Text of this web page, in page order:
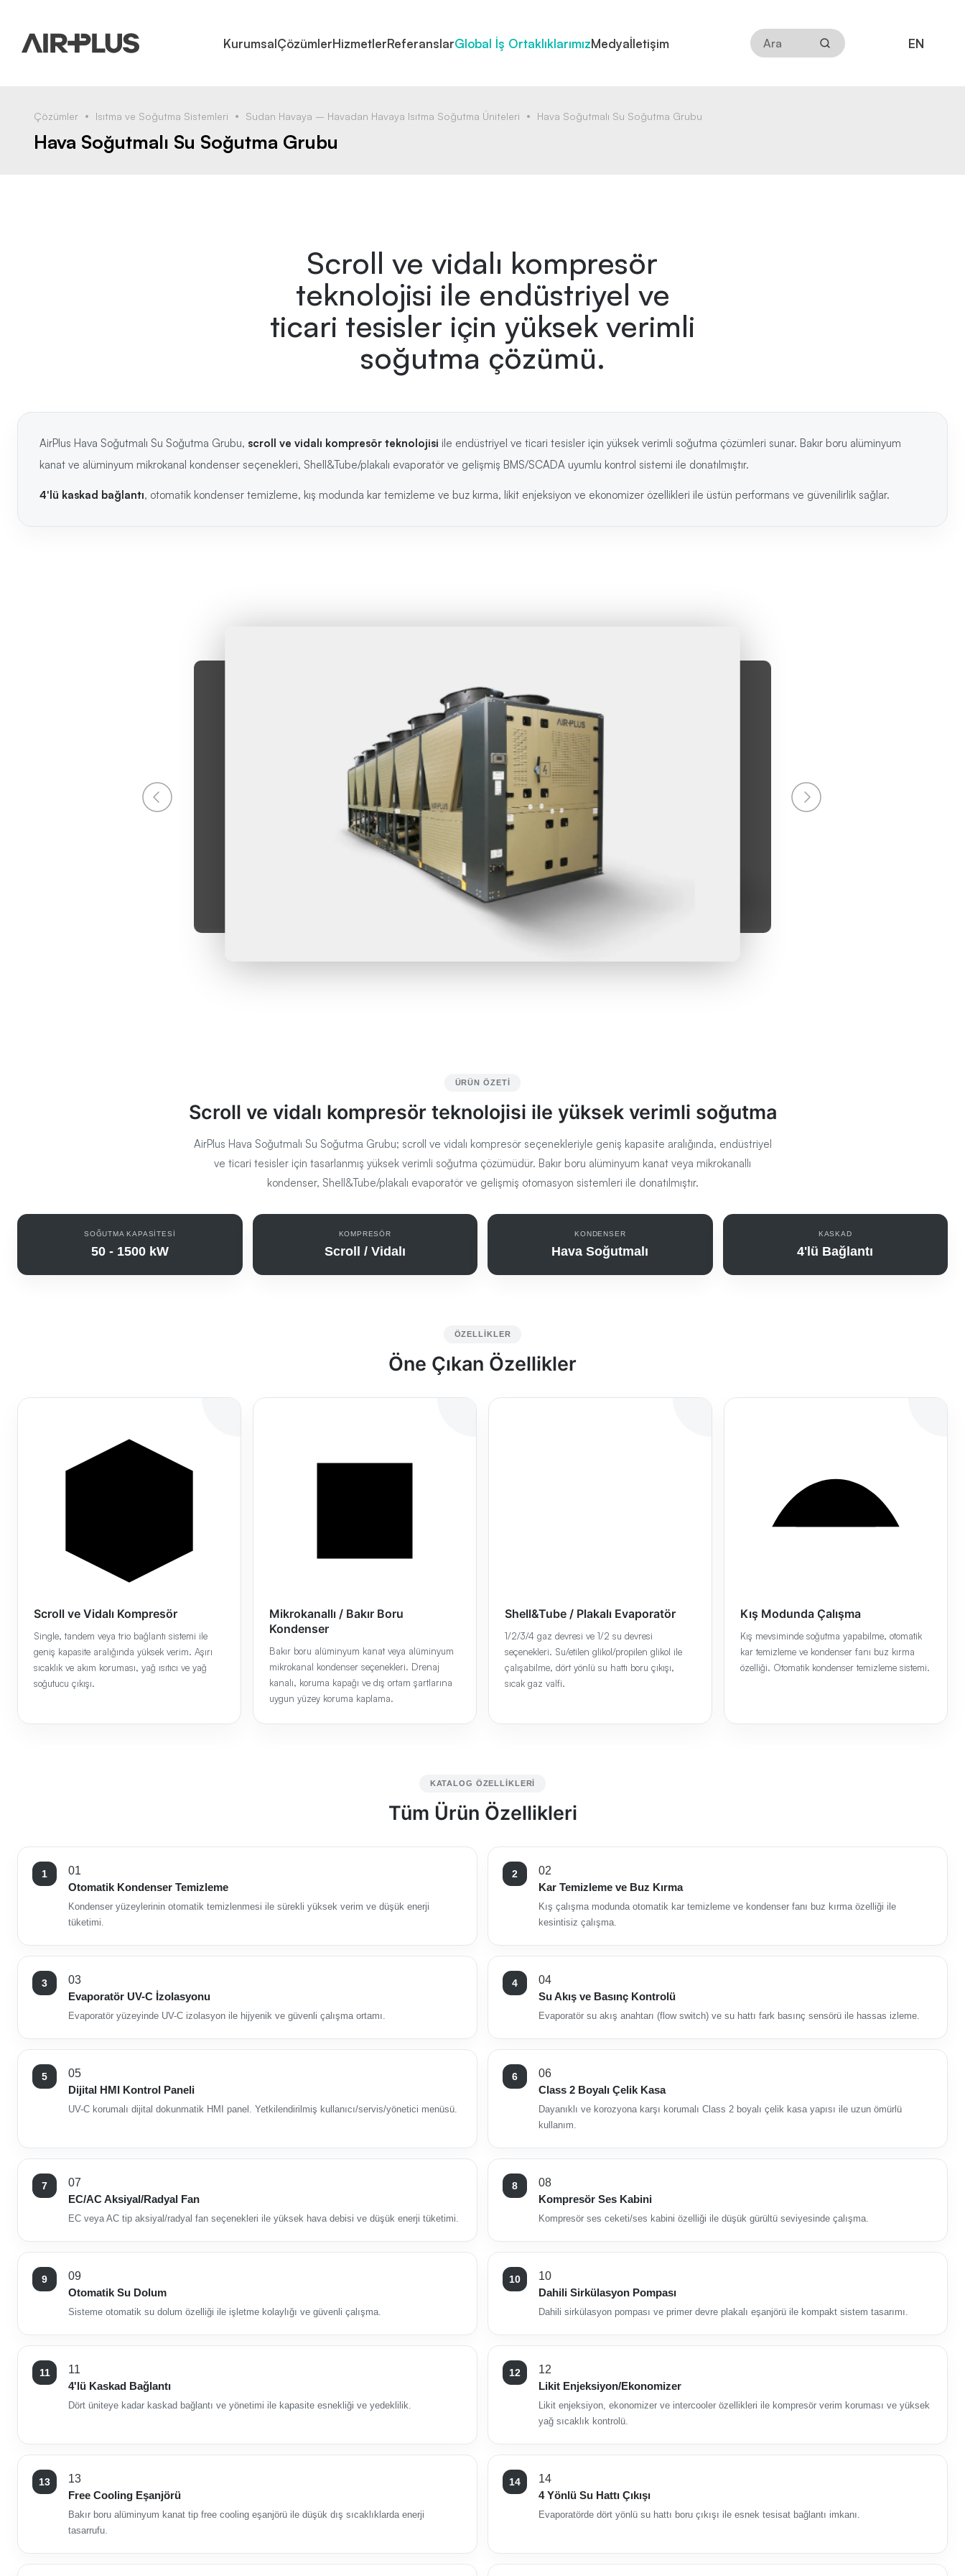
KurumsalÇözümlerHizmetlerReferanslarGlobal İş OrtaklıklarımızMedyaİletişim EN
Çözümler Isıtma ve Soğutma Sistemleri Sudan Havaya – Havadan Havaya Isıtma Soğutma Üniteleri Hava Soğutmalı Su Soğutma Grubu
Hava Soğutmalı Su Soğutma Grubu
Scroll ve vidalı kompresör
teknolojisi ile endüstriyel ve
ticari tesisler için yüksek verimli
soğutma çözümü.
AirPlus Hava Soğutmalı Su Soğutma Grubu, scroll ve vidalı kompresör teknolojisi ile endüstriyel ve ticari tesisler için yüksek verimli soğutma çözümleri sunar. Bakır boru alüminyum
kanat ve alüminyum mikrokanal kondenser seçenekleri, Shell&Tube/plakalı evaporatör ve gelişmiş BMS/SCADA uyumlu kontrol sistemi ile donatılmıştır.
4'lü kaskad bağlantı, otomatik kondenser temizleme, kış modunda kar temizleme ve buz kırma, likit enjeksiyon ve ekonomizer özellikleri ile üstün performans ve güvenilirlik sağlar.
ÜRÜN ÖZETI
Scroll ve vidalı kompresör teknolojisi ile yüksek verimli soğutma
AirPlus Hava Soğutmalı Su Soğutma Grubu; scroll ve vidalı kompresör seçenekleriyle geniş kapasite aralığında, endüstriyel
ve ticari tesisler için tasarlanmış yüksek verimli soğutma çözümüdür. Bakır boru alüminyum kanat veya mikrokanallı
kondenser, Shell&Tube/plakalı evaporatör ve gelişmiş otomasyon sistemleri ile donatılmıştır.
SOĞUTMA KAPASITESI
50 - 1500 kW
KOMPRESÖR
Scroll / Vidalı
KONDENSER
Hava Soğutmalı
KASKAD
4'lü Bağlantı
ÖZELLIKLER
Öne Çıkan Özellikler
Scroll ve Vidalı Kompresör
Single, tandem veya trio bağlantı sistemi ile
geniş kapasite aralığında yüksek verim. Aşırı
sıcaklık ve akım koruması, yağ ısıtıcı ve yağ
soğutucu çıkışı.
Mikrokanallı / Bakır Boru
Kondenser
Bakır boru alüminyum kanat veya alüminyum
mikrokanal kondenser seçenekleri. Drenaj
kanalı, koruma kapağı ve dış ortam şartlarına
uygun yüzey koruma kaplama.
Shell&Tube / Plakalı Evaporatör
1/2/3/4 gaz devresi ve 1/2 su devresi
seçenekleri. Su/etilen glikol/propilen glikol ile
çalışabilme, dört yönlü su hattı boru çıkışı,
sıcak gaz valfi.
Kış Modunda Çalışma
Kış mevsiminde soğutma yapabilme, otomatik
kar temizleme ve kondenser fanı buz kırma
özelliği. Otomatik kondenser temizleme sistemi.
KATALOG ÖZELLIKLERI
Tüm Ürün Özellikleri
01
Otomatik Kondenser Temizleme
Kondenser yüzeylerinin otomatik temizlenmesi ile sürekli yüksek verim ve düşük enerji
tüketimi.
02
Kar Temizleme ve Buz Kırma
Kış çalışma modunda otomatik kar temizleme ve kondenser fanı buz kırma özelliği ile
kesintisiz çalışma.
03
Evaporatör UV-C İzolasyonu
Evaporatör yüzeyinde UV-C izolasyon ile hijyenik ve güvenli çalışma ortamı.
04
Su Akış ve Basınç Kontrolü
Evaporatör su akış anahtarı (flow switch) ve su hattı fark basınç sensörü ile hassas izleme.
05
Dijital HMI Kontrol Paneli
UV-C korumalı dijital dokunmatik HMI panel. Yetkilendirilmiş kullanıcı/servis/yönetici menüsü.
06
Class 2 Boyalı Çelik Kasa
Dayanıklı ve korozyona karşı korumalı Class 2 boyalı çelik kasa yapısı ile uzun ömürlü
kullanım.
07
EC/AC Aksiyal/Radyal Fan
EC veya AC tip aksiyal/radyal fan seçenekleri ile yüksek hava debisi ve düşük enerji tüketimi.
08
Kompresör Ses Kabini
Kompresör ses ceketi/ses kabini özelliği ile düşük gürültü seviyesinde çalışma.
09
Otomatik Su Dolum
Sisteme otomatik su dolum özelliği ile işletme kolaylığı ve güvenli çalışma.
10
Dahili Sirkülasyon Pompası
Dahili sirkülasyon pompası ve primer devre plakalı eşanjörü ile kompakt sistem tasarımı.
11
4'lü Kaskad Bağlantı
Dört üniteye kadar kaskad bağlantı ve yönetimi ile kapasite esnekliği ve yedeklilik.
12
Likit Enjeksiyon/Ekonomizer
Likit enjeksiyon, ekonomizer ve intercooler özellikleri ile kompresör verim koruması ve yüksek
yağ sıcaklık kontrolü.
13
Free Cooling Eşanjörü
Bakır boru alüminyum kanat tip free cooling eşanjörü ile düşük dış sıcaklıklarda enerji
tasarrufu.
14
4 Yönlü Su Hattı Çıkışı
Evaporatörde dört yönlü su hattı boru çıkışı ile esnek tesisat bağlantı imkanı.